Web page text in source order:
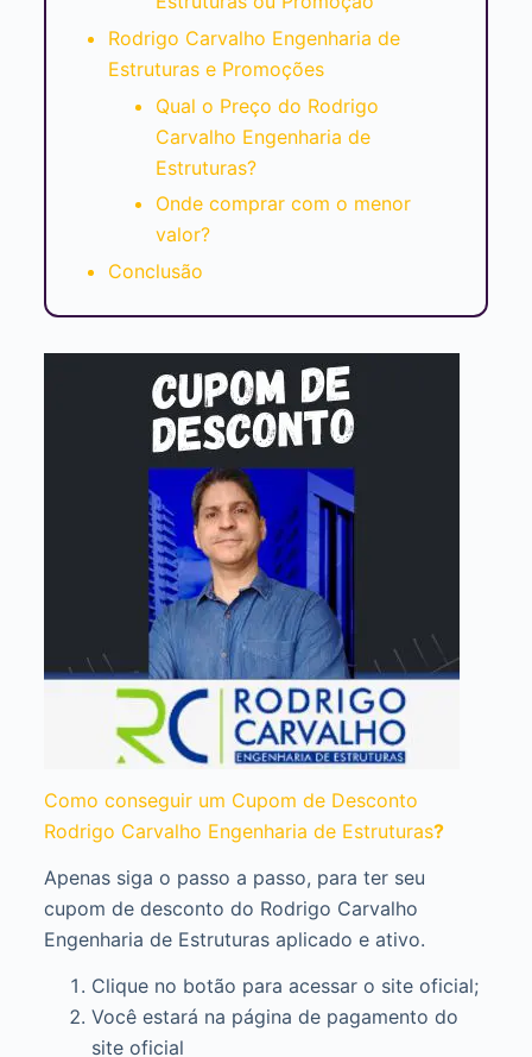
Rodrigo Carvalho Engenharia de
Estruturas e Promoções
Qual o Preço do Rodrigo
Carvalho Engenharia de
Estruturas?
Onde comprar com o menor
valor?
Conclusão
Como conseguir um Cupom de Desconto
Rodrigo Carvalho Engenharia de Estruturas?
Apenas siga o passo a passo, para ter seu
cupom de desconto do Rodrigo Carvalho
Engenharia de Estruturas aplicado e ativo.
Clique no botão para acessar o site oficial;
Você estará na página de pagamento do
site oficial